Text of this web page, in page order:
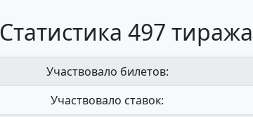
Статистика 497
Участвовало билетов:
Участвовало ставок: